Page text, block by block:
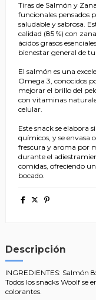
Tiras de Salmón y
funcionales pensados
saludable y sabrosa.
calidad (85 %) con
ácidos grasos
bienestar general de
El salmón es una
Omega 3, conocidos
mejorar el brillo del
con vitaminas
celular.
Este snack se elabora
químicos, y se envasa
frescura y aroma por
durante el
comidas, ofreciendo
bocado.
Descripción
INGREDIENTES: Salmón
Todos los snacks Woolf se
colorantes.